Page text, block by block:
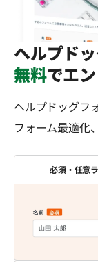
ヘルプド
無料でエ
ヘルプドッグフ
フォーム最適化
必須・任意